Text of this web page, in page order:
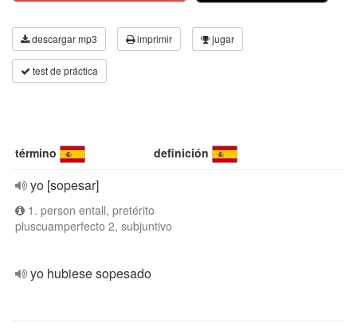
descargar mp3 imprimir jugar
test de práctica
término definición
yo [sopesar]
1. person entall, pretérito
pluscuamperfecto 2, subjuntivo
yo hubiese sopesado